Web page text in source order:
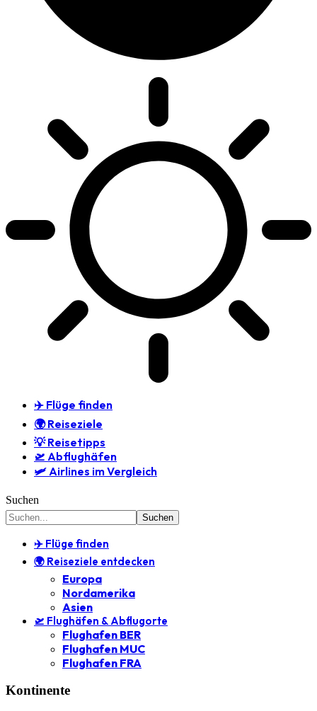
✈️ Flüge finden
🌍 Reiseziele
💡 Reisetipps
🛫 Abflughäfen
🛩️ Airlines im Vergleich
Suchen
✈️ Flüge finden
🌍 Reiseziele entdecken
Europa
Nordamerika
Asien
🛫 Flughäfen & Abflugorte
Flughafen BER
Flughafen MUC
Flughafen FRA
Kontinente